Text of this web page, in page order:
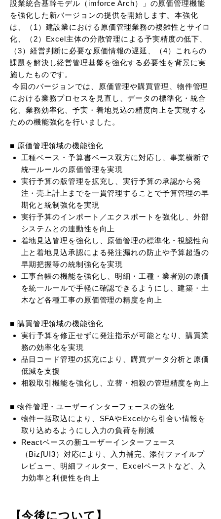
設業統合基幹モデル（imforce Arch）」の原価管理機能
を強化した新バージョンの提供を開始します。本強化
は、（1）建設業における原価管理業務の複雑性とサイロ
化、（2）Excel主体の分散管理による予実精度の低下、
（3）経営判断に必要な原価情報の遅延、（4）これらの
課題を解決し経営管理基盤を強化する必要性を背景に実
施したものです。
今回のバージョンでは、原価管理や購買管理、物件管理
における業務プロセスを見直し、データの標準化・統合
化、業務効率化、予実・着地見込の精度向上を実現する
ための機能強化を行いました。
■ 原価管理領域の機能強化
工種ベース・予算書ベース双方に対応し、事業横断で
統一ルールの原価管理を実現
実行予算の版管理を拡充し、実行予算の承認から発
注・売上計上までを一貫管理することで予算管理の早
期化と統制強化を実現
実行予算のインポート／エクスポートを強化し、外部
システムとの連動性を向上
着地見込管理を強化し、原価管理の標準化・視認性向
上と着地見込承認による発注漏れの防止や予算超過の
早期把握等の統制強化を実現
工事台帳の機能を強化し、明細・工種・業者別の原価
を統一ルールで手軽に確認できるようにし、建築・土
木など各種工事の原価管理の精度を向上
■ 購買管理領域の機能強化
実行予算を修正せずに発注指示が可能となり、購買業
務の効率化を実現
品目コード管理の拡充により、購買データ分析と原価
低減を支援
相殺取引機能を強化し、立替・相殺の管理精度を向上
■ 物件管理・ユーザーインターフェースの強化
物件一括取込により、SFAやExcelから引合い情報を
取り込めるようにし入力の負荷を削減
Reactベースの新ユーザーインターフェース
（Biz∫UI3）対応により、入力補完、添付ファイルプ
レビュー、明細フィルター、Excelペーストなど、入
力効率と利便性を向上
【今後について】